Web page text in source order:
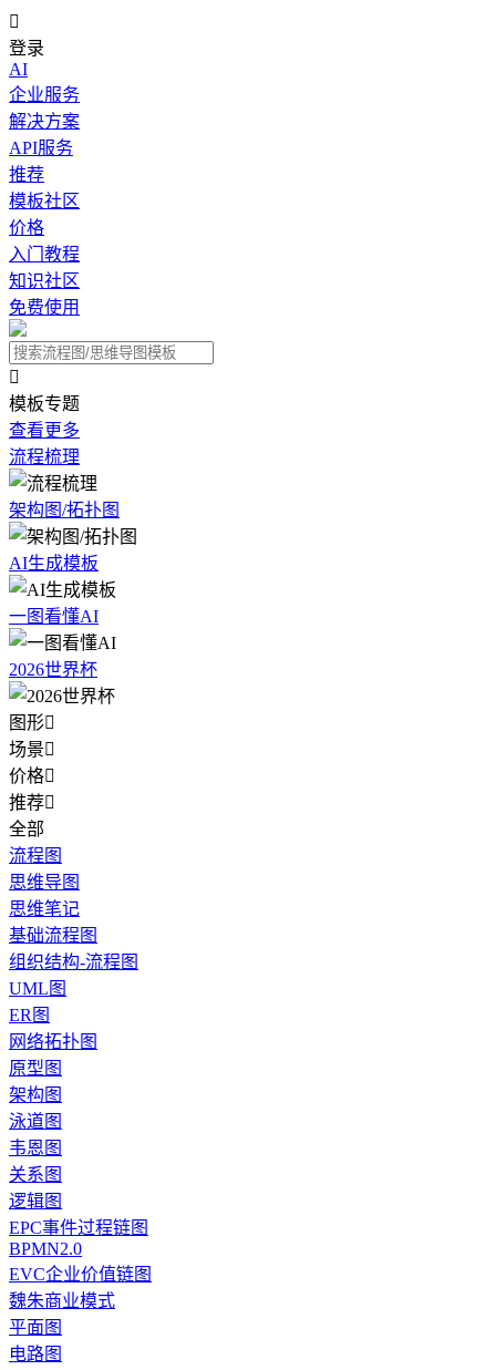

登录
AI
企业服务
解决方案
API服务
推荐
模板社区
价格
入门教程
知识社区
免费使用

模板专题
查看更多
流程梳理
架构图/拓扑图
AI生成模板
一图看懂AI
2026世界杯
图形
场景
价格
推荐
全部
流程图
思维导图
思维笔记
基础流程图
组织结构-流程图
UML图
ER图
网络拓扑图
原型图
架构图
泳道图
韦恩图
关系图
逻辑图
EPC事件过程链图
BPMN2.0
EVC企业价值链图
魏朱商业模式
平面图
电路图